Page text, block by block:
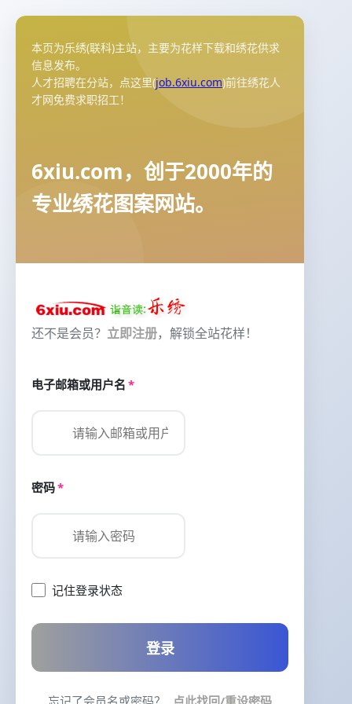
本页为乐绣(联科)主站，主要为花样下载和绣花供求
信息发布。
人才招聘在分站，点这里(job.6xiu.com)前往绣花人
才网免费求职招工！
6xiu.com，创于2000年的
专业绣花图案网站。
还不是会员？ 立即注册，解锁全站花样！
电子邮箱或用户名 *
密码*
记住登录状态
登录
忘记了会员名或密码？ 点此找回/重设密码